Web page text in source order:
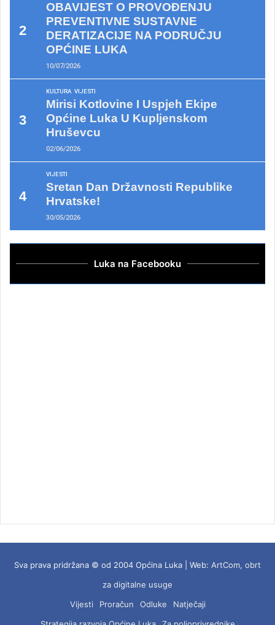
OBAVIJEST O PROVOĐENJU
PREVENTIVNE SUSTAVNE
DERATIZACIJE NA PODRUČJU
OPĆINE LUKA
10/07/2026
KULTURA VIJESTI
Mirisi Kotlovine I Uspjeh Ekipe
Općine Luka U Kupljenskom
Hruševcu
02/06/2026
VIJESTI
Sretan Dan Državnosti Republike
Hrvatske!
30/05/2026
Luka na Facebooku
Sva prava pridržana © od 2004 Općina Luka | Web: ArtCom, obrt
za digitalne usuge
Vijesti
Proračun Odluke
Natječaji